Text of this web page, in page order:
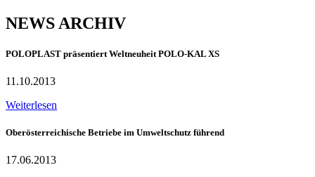
NEWS ARCHIV
POLOPLAST präsentiert Weltneuheit POLO-KAL XS
11.10.2013
Weiterlesen
Oberösterreichische Betriebe im Umweltschutz führend
17.06.2013